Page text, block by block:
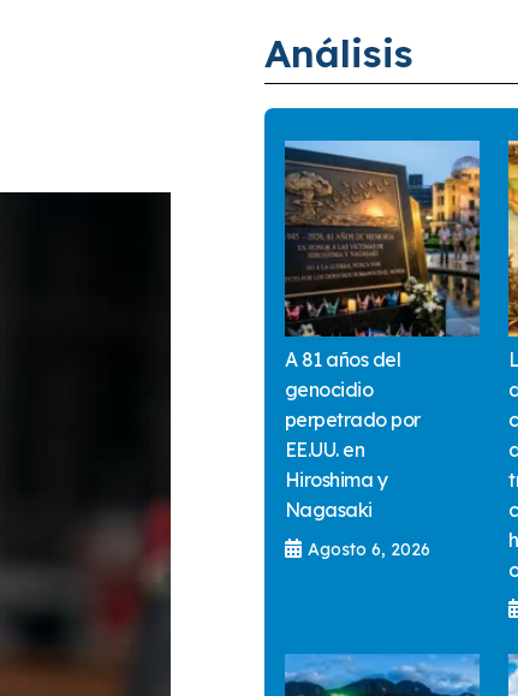
Análisis
A 81 años del
genocidio
perpetrado por
EE.UU. en
Hiroshima y
Nagasaki
Agosto 6, 2026